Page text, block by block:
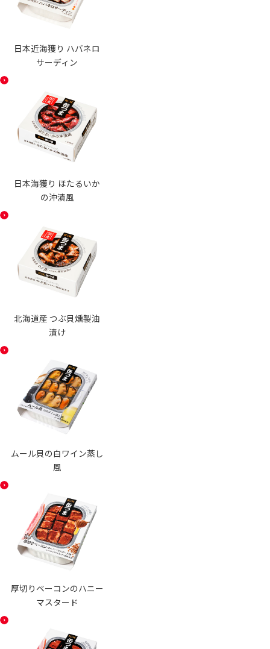
日本近海獲り ハバネロ
サーディン
日本海獲り ほたるいか
の沖漬風
北海道産 つぶ貝燻製油
漬け
ムール貝の白ワイン蒸し
風
厚切りベーコンのハニー
マスタード